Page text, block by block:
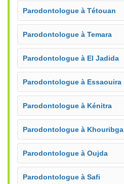
Parodontologue à Tétouan
Parodontologue à Temara
Parodontologue à El Jadida
Parodontologue à Essaouira
Parodontologue à Kénitra
Parodontologue à Khouribga
Parodontologue à Oujda
Parodontologue à Safi